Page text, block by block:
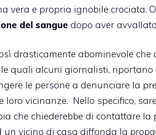
vera e propria ignobile crociata.
del sangue dopo aver
drasticamente abominevole
quali alcuni giornalisti,
le persone a denunciare la
loro vicinanze. Nello specifico,
a che chiederebbe di contattare
un vicino di casa diffonda la